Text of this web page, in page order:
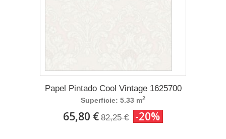
Papel Pintado Cool Vintage 1625700
Superficie: 5.33 m2
65,80 € 82,25 € -20%